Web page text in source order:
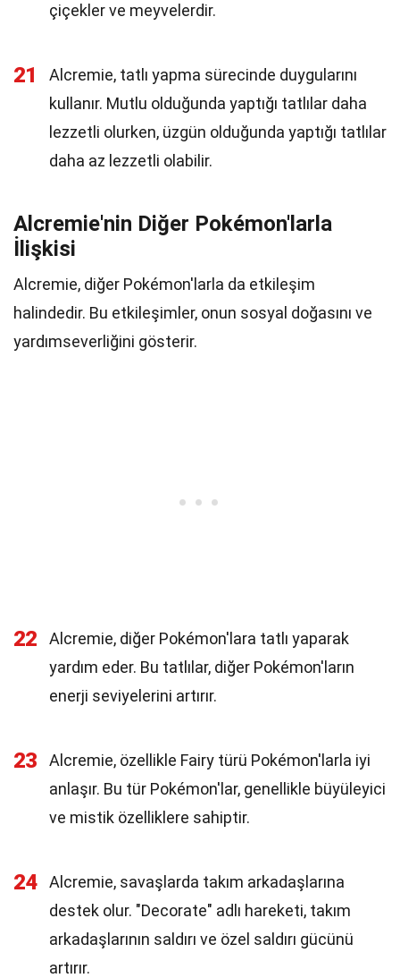
çiçekler ve meyvelerdir.
21
Alcremie, tatlı yapma sürecinde duygularını
kullanır. Mutlu olduğunda yaptığı tatlılar daha
lezzetli olurken, üzgün olduğunda yaptığı tatlılar
daha az lezzetli olabilir.
Alcremie'nin Diğer Pokémon'larla
İlişkisi
Alcremie, diğer Pokémon'larla da etkileşim
halindedir. Bu etkileşimler, onun sosyal doğasını ve
yardımseverliğini gösterir.
22
Alcremie, diğer Pokémon'lara tatlı yaparak
yardım eder. Bu tatlılar, diğer Pokémon'ların
enerji seviyelerini artırır.
23
Alcremie, özellikle Fairy türü Pokémon'larla iyi
anlaşır. Bu tür Pokémon'lar, genellikle büyüleyici
ve mistik özelliklere sahiptir.
24
Alcremie, savaşlarda takım arkadaşlarına
destek olur. "Decorate" adlı hareketi, takım
arkadaşlarının saldırı ve özel saldırı gücünü
artırır.